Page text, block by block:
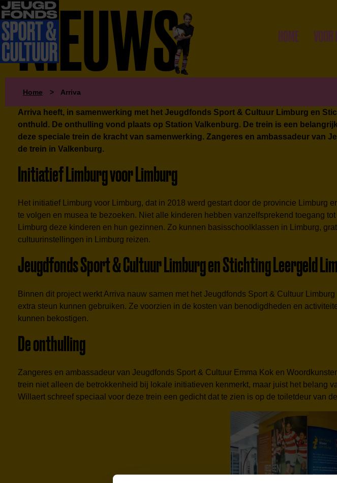
HOME VOOR
NIEUWS
Home > Arriva
Arriva heeft, in samenwerking met het Jeugdfonds Sport & Cultuur Limburg en
onthuld. De onthulling vond plaats op Station Valkenburg. De trein is een
deze speciale trein de kracht van samenwerking. Zangeres en ambassadeur van
de trein in Valkenburg.
Initiatief Limburg voor Limburg
Het initiatief Limburg voor Limburg, dat in 2018 werd gestart door de provincie Limburg
te volgen en musea te bezoeken. Niet alle kinderen hebben vanzelfsprekend toegang
Limburg deze kinderen en hun gezinnen. Zo kunnen basisschoolklassen in Limburg,
cultuurinstellingen in Limburg reizen.
Jeugdfonds Sport & Cultuur Limburg en Stichting Leergeld
Binnen dit project werkt Arriva nauw samen met het Jeugdfonds Sport & Cultuur
extra steun kunnen gebruiken. Ze voorzien in de kosten van benodigdheden en
kunnen bekostigen.
De onthulling
Zangeres en ambassadeur van Jeugdfonds Sport & Cultuur Emma Kok en
trein niet alleen de betrokkenheid bij lokale initiatieven kenmerkt, maar juist het belang
Willaert schreef speciaal voor deze trein een gedicht dat te zien is op de toiletdeur van